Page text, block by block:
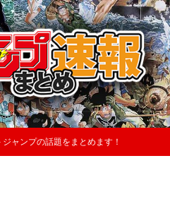
ャンプの話題をまとめます！